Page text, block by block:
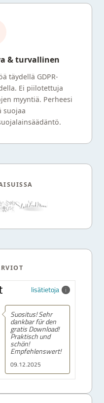
& turvallinen
täydellä GDPR-
Ei piilotettuja
myyntiä. Perheesi
suojaa
lisätietoja
09.12.2025
Suositus! Sehr
dankbar für den
gratis Download!
Praktisch und
schön!
Empfehlenswert!